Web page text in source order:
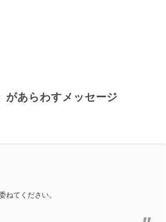
があらわすメッセージ
ねてください。